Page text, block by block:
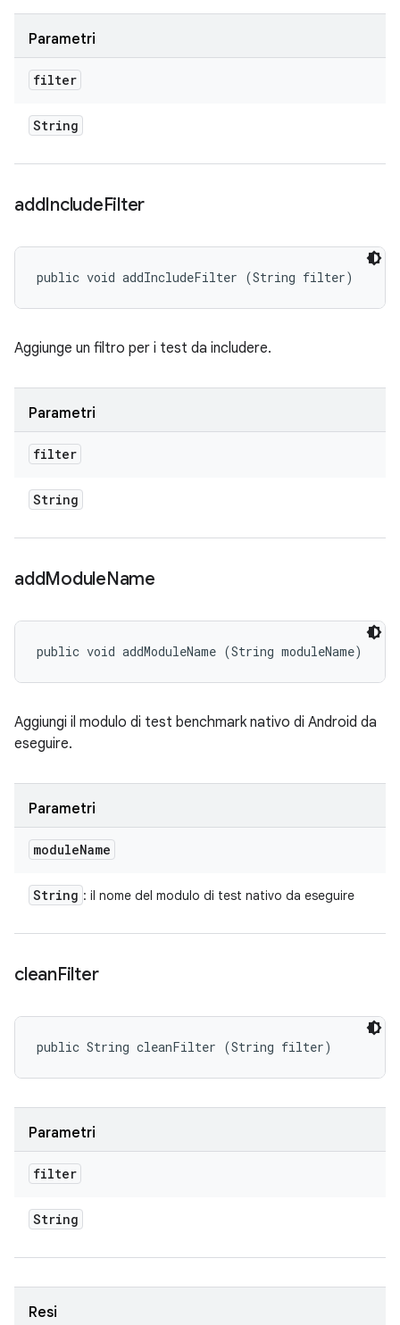
Parametri
filter
String
addIncludeFilter
public void addIncludeFilter (String filter)
Aggiunge un filtro per i test da includere.
Parametri
filter
String
addModuleName
public void addModuleName (String moduleName)
Aggiungi il modulo di test benchmark nativo di Android da
eseguire.
Parametri
moduleName
String : il nome del modulo di test nativo da eseguire
cleanFilter
public String cleanFilter (String filter)
Parametri
filter
String
Resi